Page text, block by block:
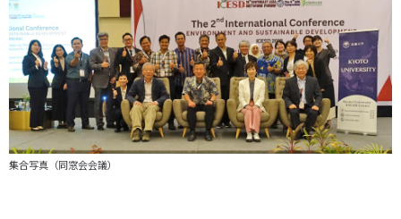
集合写真（同窓会会議）